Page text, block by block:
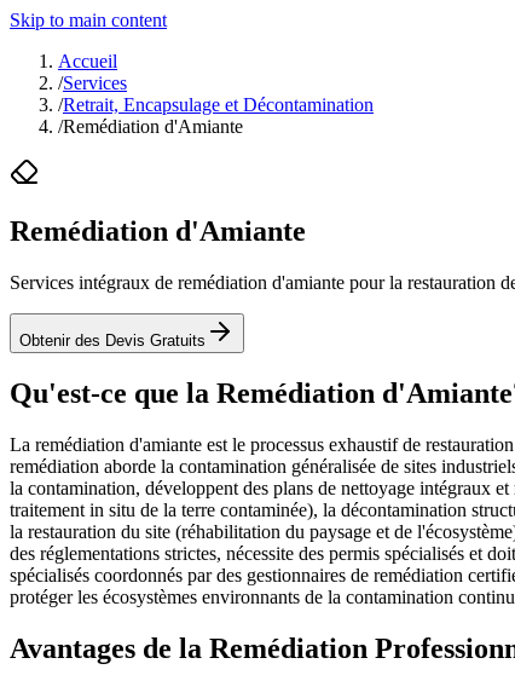
Skip to main content
Accueil
/Services
/Retrait, Encapsulage et Décontamination
/Remédiation d'Amiante
Remédiation d'Amiante
Services intégraux de remédiation d'amiante pour la restauration
Obtenir des Devis Gratuits
Qu'est-ce que la Remédiation
La remédiation d'amiante est le processus exhaustif de
remédiation aborde la contamination généralisée de sites
la contamination, développent des plans de nettoyage intégraux
traitement in situ de la terre contaminée), la décontamination
la restauration du site (réhabilitation du paysage et de
des réglementations strictes, nécessite des permis spécialisés et
spécialisés coordonnés par des gestionnaires de remédiation
protéger les écosystèmes environnants de la contamination
Avantages de la Remédiation